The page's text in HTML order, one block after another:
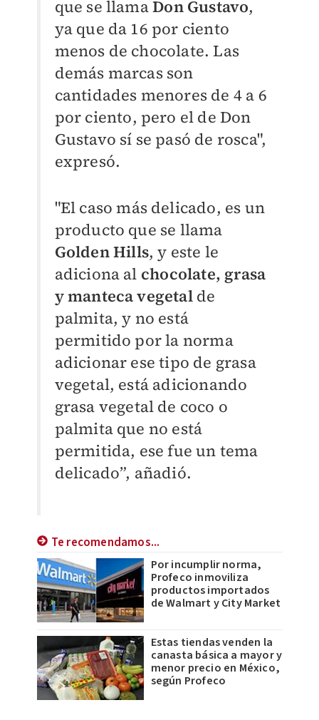
que se llamaDon Gustavo,
ya que da 16 por ciento
menos de chocolate. Las
demás marcas son
cantidades menores de 4 a 6
por ciento, pero el de Don
Gustavo sí se pasó de rosca",
expresó.
"El caso más delicado, es un
producto que se llama
Golden Hills, y este le
adiciona al chocolate, grasa
y manteca vegetal de
palmita, y no está
permitido por la norma
adicionar ese tipo de grasa
vegetal, está adicionando
grasa vegetal de coco o
palmita que no está
permitida, ese fue un tema
delicado”, añadió.
Te recomendamos...
Por incumplir norma,
Profeco inmoviliza
productos importados
de Walmart y City Market
Estas tiendas venden la
canasta básica a mayor y
menor precio en México,
según Profeco